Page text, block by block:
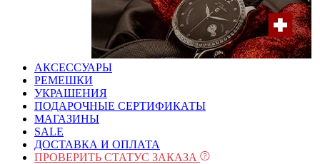
АКСЕССУАРЫ
РЕМЕШКИ
УКРАШЕНИЯ
ПОДАРОЧНЫЕ СЕРТИФИКАТЫ
МАГАЗИНЫ
SALE
ДОСТАВКА И ОПЛАТА
ПРОВЕРИТЬ СТАТУС ЗАКАЗА